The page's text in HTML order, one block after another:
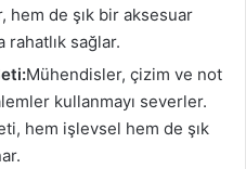
hem de şık bir aksesuar
rahatlık sağlar.
Mühendisler, çizim ve not
kullanmayı severler.
hem işlevsel hem de şık